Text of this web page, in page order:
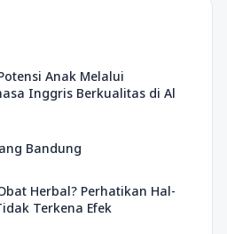
Anak Melalui
Inggris Berkualitas di Al
Bandung
Herbal? Perhatikan Hal-
Terkena Efek